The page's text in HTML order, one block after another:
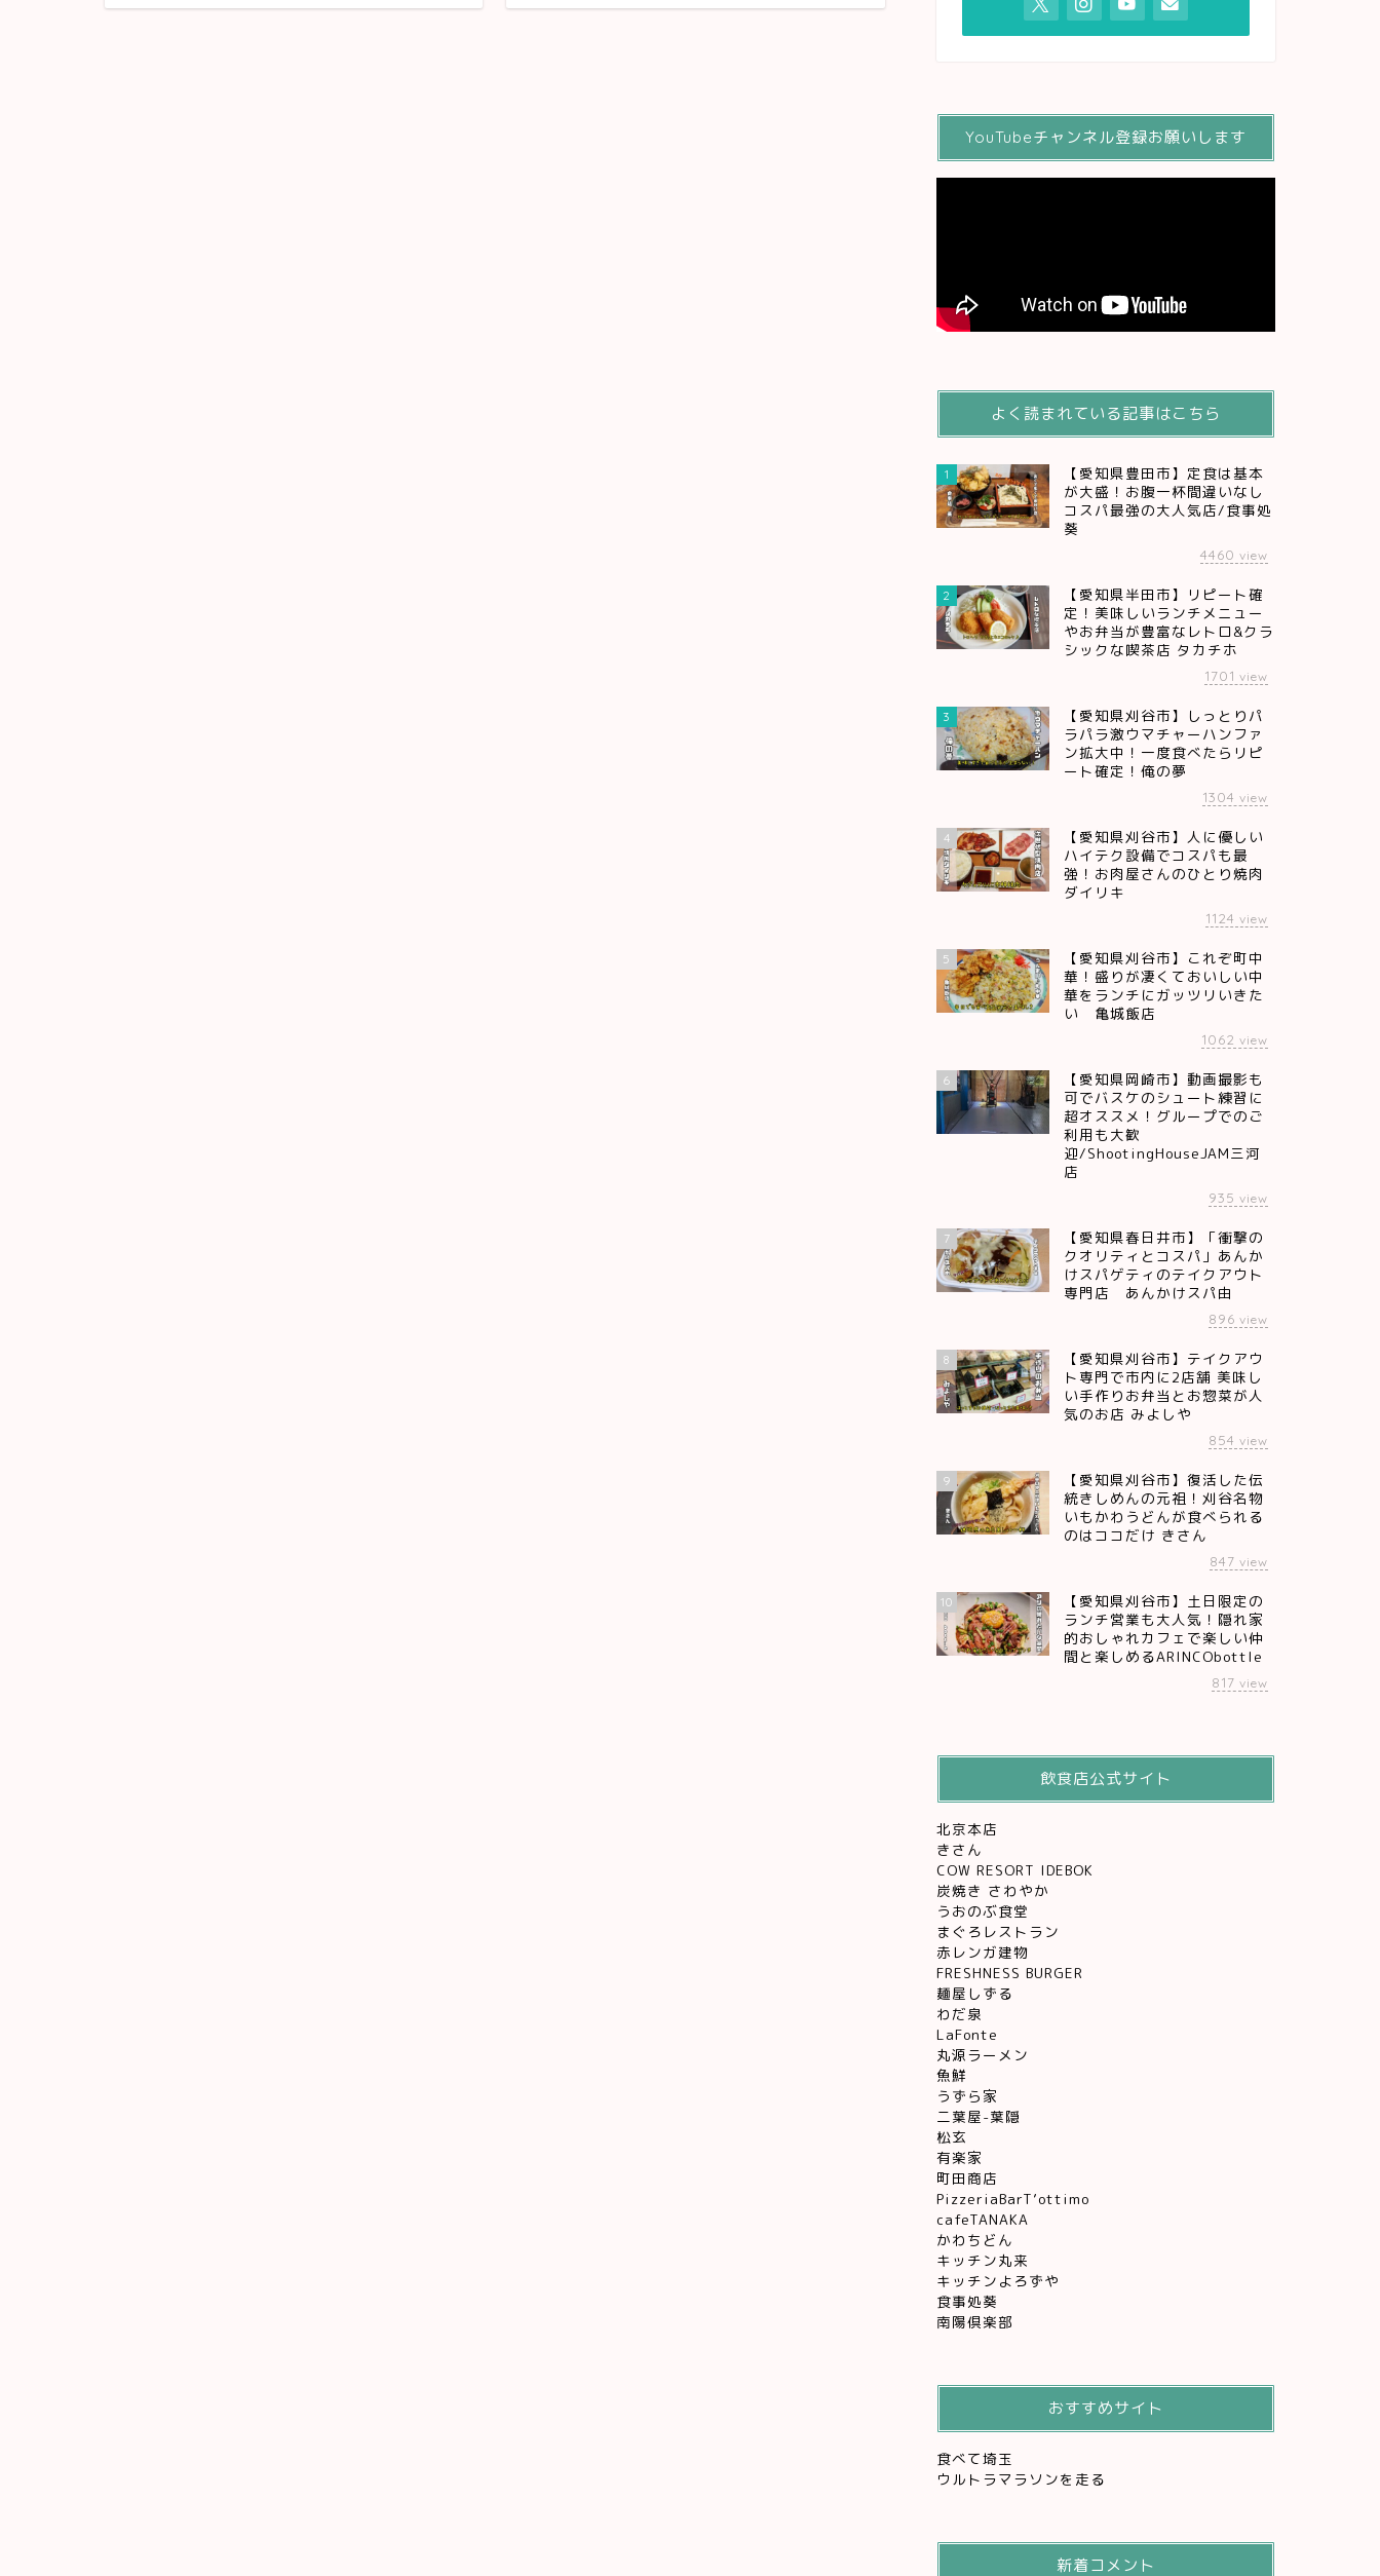
YouTubeチャンネル登録お願いします
よく読まれている記事はこちら
1
【愛知県豊田市】定食は基本
が大盛！お腹一杯間違いなし
コスパ最強の大人気店/食事処
葵
4460 view
2
【愛知県半田市】リピート確
定！美味しいランチメニュー
やお弁当が豊富なレトロ&クラ
シックな喫茶店 タカチホ
1701 view
3
【愛知県刈谷市】しっとりパ
ラパラ激ウマチャーハンファ
ン拡大中！一度食べたらリピ
ート確定！俺の夢
1304 view
4
【愛知県刈谷市】人に優しい
ハイテク設備でコスパも最
強！お肉屋さんのひとり焼肉
ダイリキ
1124 view
5
【愛知県刈谷市】これぞ町中
華！盛りが凄くておいしい中
華をランチにガッツリいきた
い 亀城飯店
1062 view
6
【愛知県岡崎市】動画撮影も
可でバスケのシュート練習に
超オススメ！グループでのご
利用も大歓
迎/ShootingHouseJAM三河
店
935 view
7
【愛知県春日井市】「衝撃の
クオリティとコスパ」あんか
けスパゲティのテイクアウト
専門店 あんかけスパ由
896 view
8
【愛知県刈谷市】テイクアウ
ト専門で市内に2店舗 美味し
い手作りお弁当とお惣菜が人
気のお店 みよしや
854 view
9
【愛知県刈谷市】復活した伝
統きしめんの元祖！刈谷名物
いもかわうどんが食べられる
のはココだけ きさん
847 view
10
【愛知県刈谷市】土日限定の
ランチ営業も大人気！隠れ家
的おしゃれカフェで楽しい仲
間と楽しめるARINCObottle
817 view
飲食店公式サイト
北京本店
きさん
COW RESORT IDEBOK
炭焼き さわやか
うおのぶ食堂
まぐろレストラン
赤レンガ建物
FRESHNESS BURGER
麺屋しずる
わだ泉
LaFonte
丸源ラーメン
魚鮮
うずら家
二葉屋-葉隠
松玄
有楽家
町田商店
PizzeriaBarT’ottimo
cafeTANAKA
かわちどん
キッチン丸来
キッチンよろずや
食事処葵
南陽倶楽部
おすすめサイト
食べて埼玉
ウルトラマラソンを走る
新着コメント